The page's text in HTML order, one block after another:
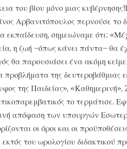
του βίου μόνο μιας
Αρβανιτόπουλος περνούσε
εκπαίδευση, σημειώναμε ότι:
η ζωή –όπως κάνει πάντα– θα
θα παρουσιάσει ένα ακόμη
της δευτεροβάθμιας
της Παιδείας»,
το τερμάτισε.
απόφαση των υπουργών
οι όροι και οι
του ωρολογίου διδακτικού